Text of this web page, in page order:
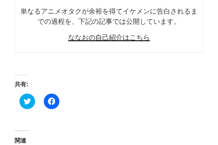
単なるアニメオタクが余裕を得てイケメンに告白されるま
での過程を、下記の記事では公開しています。
ななおの自己紹介はこちら
共有:
ク
リ
F
a
関連